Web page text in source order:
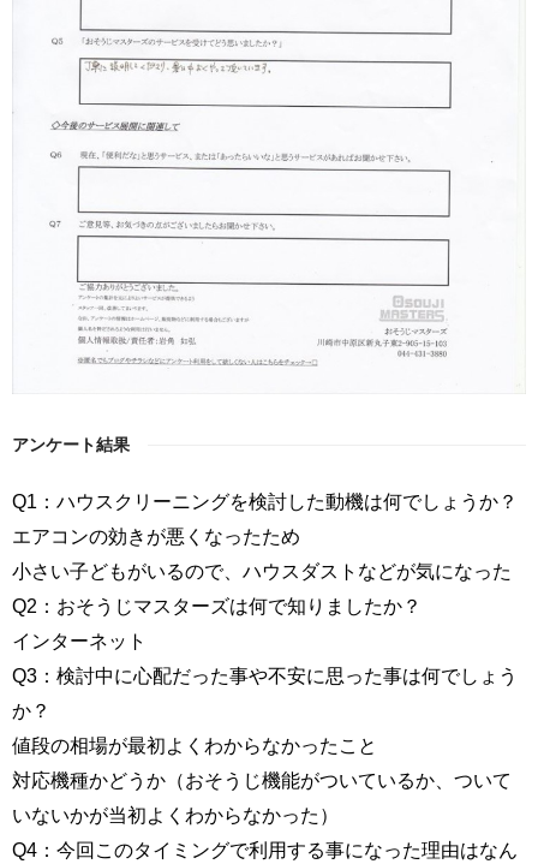
アンケート結果
Q1：ハウスクリーニングを検討した動機は何でしょうか？
エアコンの効きが悪くなったため
小さい子どもがいるので、ハウスダストなどが気になった
Q2：おそうじマスターズは何で知りましたか？
インターネット
Q3：検討中に心配だった事や不安に思った事は何でしょう
か？
値段の相場が最初よくわからなかったこと
対応機種かどうか（おそうじ機能がついているか、ついて
いないかが当初よくわからなかった）
Q4：今回このタイミングで利用する事になった理由はなん